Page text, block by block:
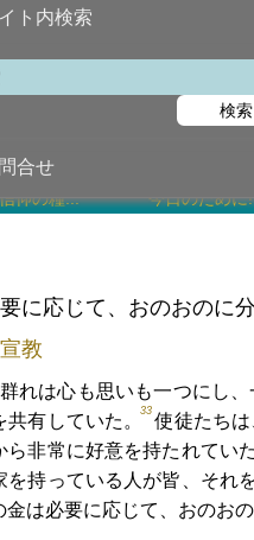
ト内検索
検索
合せ
信仰の糧... 今日のために!
に応じて、おのおのに分
教
れは心も思いも一つにし
共有していた。
33
使徒たち
ら非常に好意を持たれてい
を持っている人が皆、それ
金は必要に応じて、おのお